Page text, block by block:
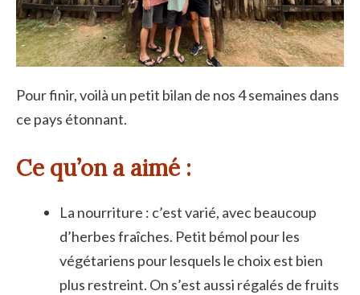
Pour finir, voilà un petit bilan de nos 4 semaines dans
ce pays étonnant.
Ce qu’on a aimé:
La nourriture : c’est varié, avec beaucoup
d’herbes fraîches. Petit bémol pour les
végétariens pour lesquels le choix est bien
plus restreint. On s’est aussi régalés de fruits